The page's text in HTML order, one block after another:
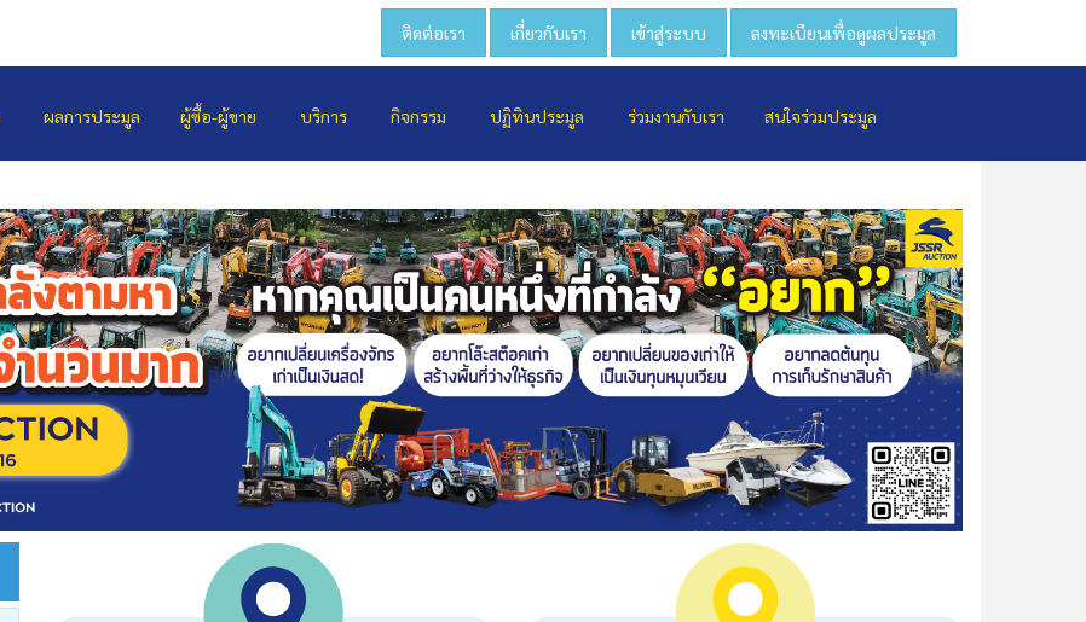
ติดต่อเรา เกี่ยวกับเรา เข้าสู่ระบบ ลงทะเบียนเพื่อดูผลประมูล
ผลการประมูล ผู้ซื้อ-ผู้ขาย บริการ กิจกรรม ปฏิทินประมูล ร่วมงานกับเรา สนใจร่วมประมูล